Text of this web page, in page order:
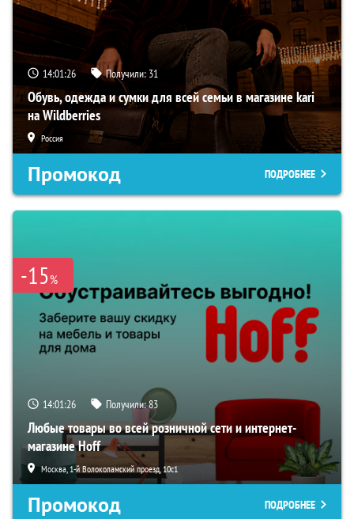
14:01:25 Получили: 31
Обувь, одежда и сумки для всей семьи в магазине kari
на Wildberries
Россия
Промокод ПОДРОБНЕЕ
-15%
14:01:25 Получили:83
Любые товары во всей розничной сети и интернет-
магазине Hoff
Москва, 1-й Волоколамский проезд, 10с1
Промокод ПОДРОБНЕЕ